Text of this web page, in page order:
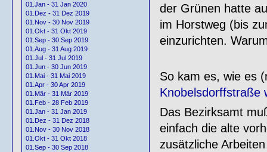
01.Jan - 31 Jan 2020
01.Dez - 31 Dez 2019
01.Nov - 30 Nov 2019
01.Okt - 31 Okt 2019
01.Sep - 30 Sep 2019
01.Aug - 31 Aug 2019
01.Jul - 31 Jul 2019
01.Jun - 30 Jun 2019
01.Mai - 31 Mai 2019
01.Apr - 30 Apr 2019
01.Mär - 31 Mär 2019
01.Feb - 28 Feb 2019
01.Jan - 31 Jan 2019
01.Dez - 31 Dez 2018
01.Nov - 30 Nov 2018
01.Okt - 31 Okt 2018
01.Sep - 30 Sep 2018
der Grünen hatte
im Horstweg (bis
einzurichten.
So kam es, wie es
Knobelsdorffstraße
Das Bezirksamt
einfach die alte
zusätzliche